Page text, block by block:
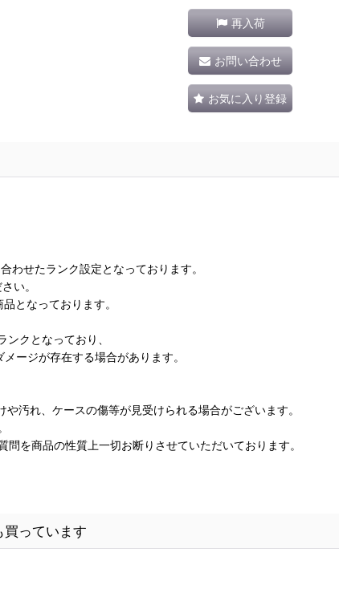
再入荷
お問い合わせ
お気に入り登録
わせたランク設定となっております。
い。
となっております。
クとなっており、
ージが存在する場合があります。
汚れ、ケースの傷等が見受けられる場合がございます。
を商品の性質上一切お断りさせていただいております。
買っています